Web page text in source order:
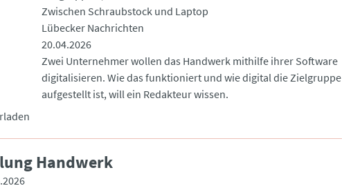
Zwischen Schraubstock und Laptop
Lübecker Nachrichten
20.04.2026
Zwei Unternehmer wollen das Handwerk mithilfe ihrer Software
digitalisieren. Wie das funktioniert und wie digital die Zielgruppe
aufgestellt ist, will ein Redakteur wissen.
Handwerk